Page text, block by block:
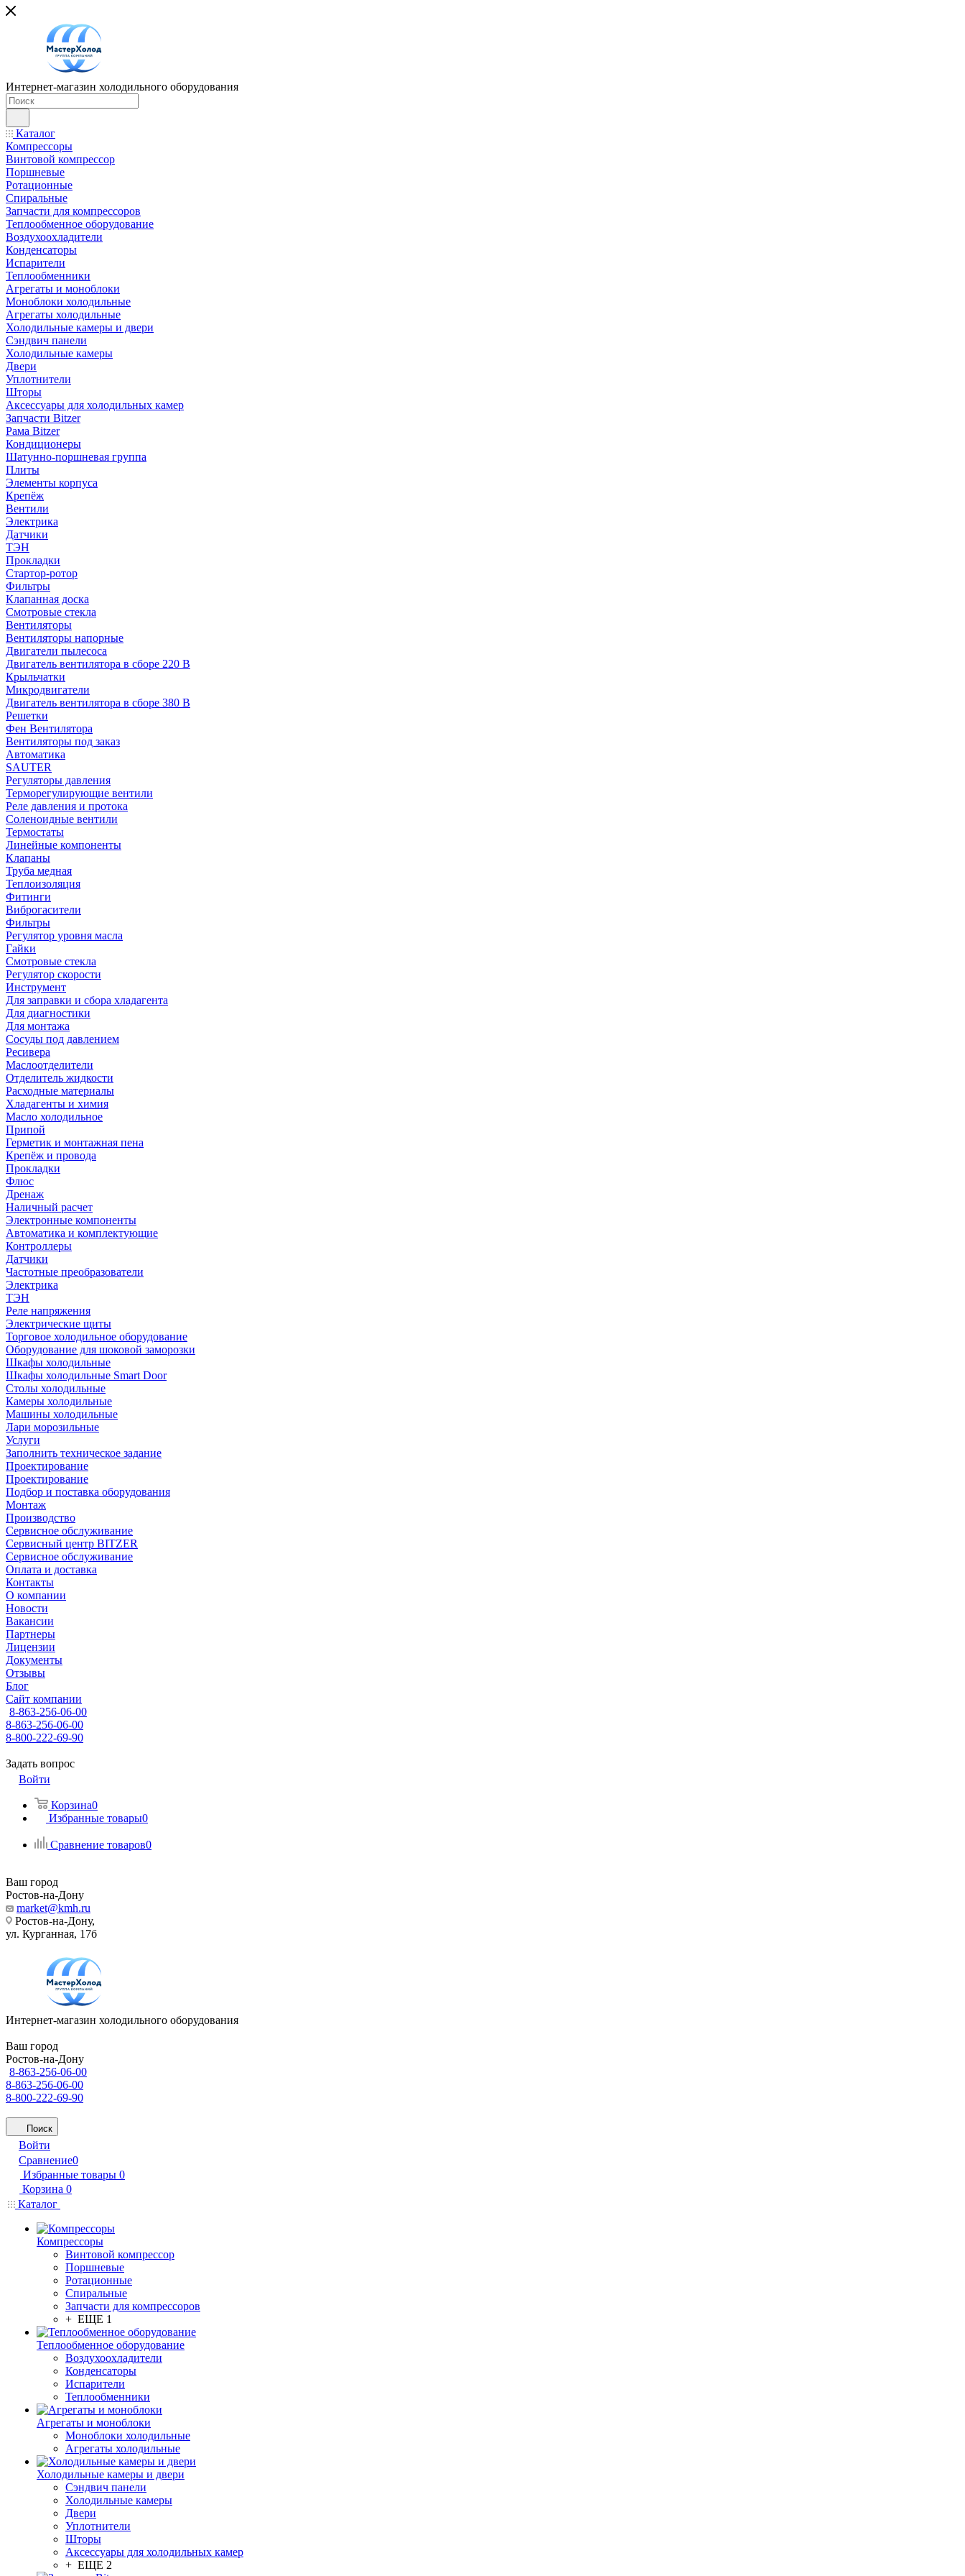
Интернет-магазин холодильного оборудования
Каталог
Компрессоры
Винтовой компрессор
Поршневые
Ротационные
Спиральные
Запчасти для компрессоров
Теплообменное оборудование
Воздухоохладители
Конденсаторы
Испарители
Теплообменники
Агрегаты и моноблоки
Моноблоки холодильные
Агрегаты холодильные
Холодильные камеры и двери
Сэндвич панели
Холодильные камеры
Двери
Уплотнители
Шторы
Аксессуары для холодильных камер
Запчасти Bitzer
Рама Bitzer
Кондиционеры
Шатунно-поршневая группа
Плиты
Элементы корпуса
Крепёж
Вентили
Электрика
Датчики
ТЭН
Прокладки
Стартор-ротор
Фильтры
Клапанная доска
Смотровые стекла
Вентиляторы
Вентиляторы напорные
Двигатели пылесоса
Двигатель вентилятора в сборе 220 В
Крыльчатки
Микродвигатели
Двигатель вентилятора в сборе 380 В
Решетки
Фен Вентилятора
Вентиляторы под заказ
Автоматика
SAUTER
Регуляторы давления
Терморегулирующие вентили
Реле давления и протока
Соленоидные вентили
Термостаты
Линейные компоненты
Клапаны
Труба медная
Теплоизоляция
Фитинги
Виброгасители
Фильтры
Регулятор уровня масла
Гайки
Смотровые стекла
Регулятор скорости
Инструмент
Для заправки и сбора хладагента
Для диагностики
Для монтажа
Сосуды под давлением
Ресивера
Маслоотделители
Отделитель жидкости
Расходные материалы
Хладагенты и химия
Масло холодильное
Припой
Герметик и монтажная пена
Крепёж и провода
Прокладки
Флюс
Дренаж
Наличный расчет
Электронные компоненты
Автоматика и комплектующие
Контроллеры
Датчики
Частотные преобразователи
Электрика
ТЭН
Реле напряжения
Электрические щиты
Торговое холодильное оборудование
Оборудование для шоковой заморозки
Шкафы холодильные
Шкафы холодильные Smart Door
Столы холодильные
Камеры холодильные
Машины холодильные
Лари морозильные
Услуги
Заполнить техническое задание
Проектирование
Проектирование
Подбор и поставка оборудования
Монтаж
Производство
Сервисное обслуживание
Сервисный центр BITZER
Сервисное обслуживание
Оплата и доставка
Контакты
О компании
Новости
Вакансии
Партнеры
Лицензии
Документы
Отзывы
Блог
Сайт компании
8-863-256-06-00
8-863-256-06-00
8-800-222-69-90
Задать вопрос
Войти
Корзина0
Избранные товары0
Сравнение товаров0
Ваш город
Ростов-на-Дону
market@kmh.ru
Ростов-на-Дону,
ул. Курганная, 17б
Интернет-магазин холодильного оборудования
Ваш город
Ростов-на-Дону
8-863-256-06-00
8-863-256-06-00
8-800-222-69-90
Поиск
Войти
Сравнение0
Избранные товары 0
Корзина 0
Каталог
Компрессоры
Винтовой компрессор
Поршневые
Ротационные
Спиральные
Запчасти для компрессоров
+ ЕЩЕ 1
Теплообменное оборудование
Воздухоохладители
Конденсаторы
Испарители
Теплообменники
Агрегаты и моноблоки
Моноблоки холодильные
Агрегаты холодильные
Холодильные камеры и двери
Сэндвич панели
Холодильные камеры
Двери
Уплотнители
Шторы
Аксессуары для холодильных камер
+ ЕЩЕ 2